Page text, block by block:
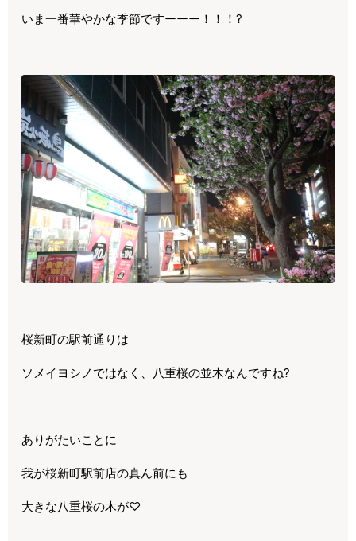
いま一番華やかな季節ですーーー！！！?
桜新町の駅前通りは
ソメイヨシノではなく、八重桜の並木なんですね?
ありがたいことに
我が桜新町駅前店の真ん前にも
大きな八重桜の木が♡